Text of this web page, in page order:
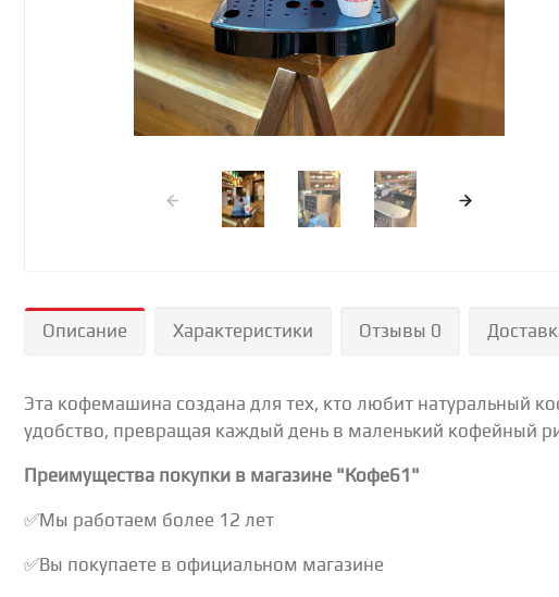
Описание Характеристики Отзывы 0
Эта кофемашина создана для тех, кто любит натуральный
удобство, превращая каждый день в маленький кофейный
Преимущества покупки в магазине "Кофе61"
✅Мы работаем более 12 лет
✅Вы покупаете в официальном магазине